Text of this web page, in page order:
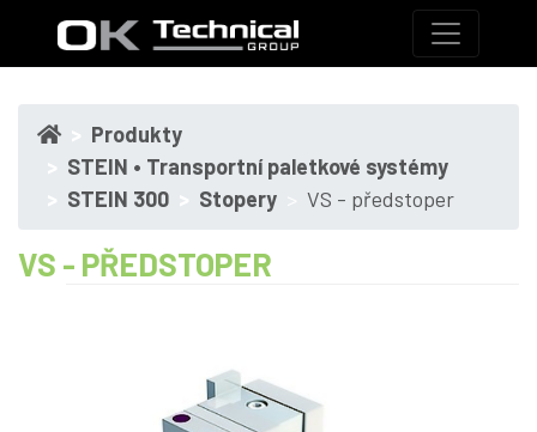
Produkty
STEIN • Transportní paletkové systémy
STEIN 300
Stopery VS - předstoper
VS - PŘEDSTOPER